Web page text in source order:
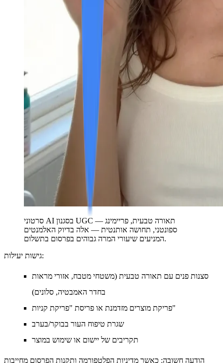
סרטוני AI בסגנון UGC — תאורה טבעית, פריימינג
ספונטני, תחושה אותנטית — אלה בדיוק האלמנטים
המניעים שיעורי המרה גבוהים בפרסום בתשלום.
גישות יעילות:
סצנות פנים עם תאורה טבעית (משטחי מטבח, אזורי מראות
בחדר האמבטיה, סלונים)
פריקת מוצרים מזדמנת או פריסת "פריקת קניות"
שגרת טיפוח העור בבוקר/בערב
תקריבים של יישום או שימוש במוצר
הודעה חשובה: כאשר מדיניות הפלטפורמה ותקנות הפרסום מחייבות